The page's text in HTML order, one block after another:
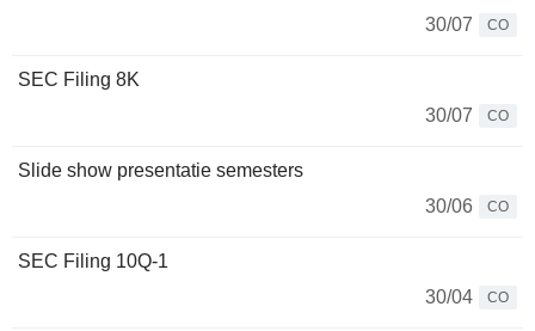
30/07
CO
SEC Filing 8K
30/07
CO
Slide show presentatie semesters
30/06
CO
SEC Filing 10Q-1
30/04
CO